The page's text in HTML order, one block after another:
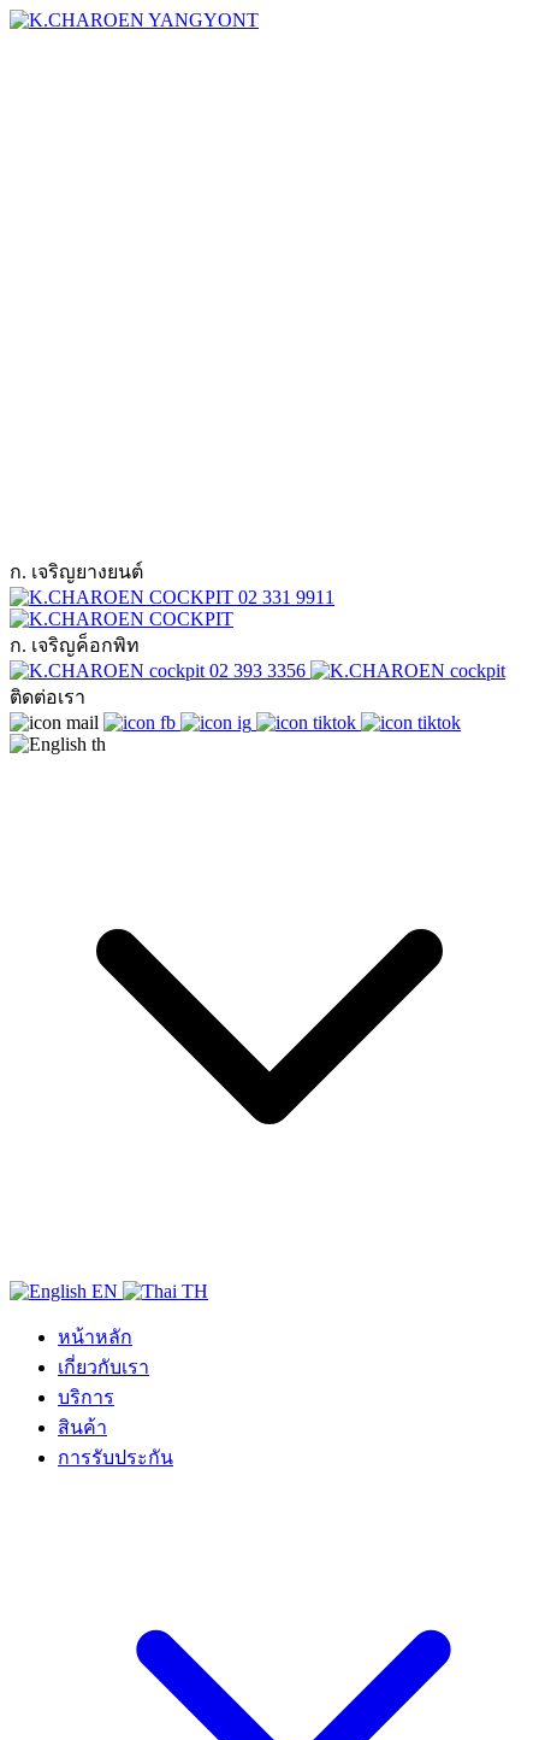
ก. เจริญยางยนต์
02 331 9911
ก. เจริญค็อกพิท
02 393 3356
ติดต่อเรา
th
EN TH
หน้าหลัก
เกี่ยวกับเรา
บริการ
สินค้า
การรับประกัน